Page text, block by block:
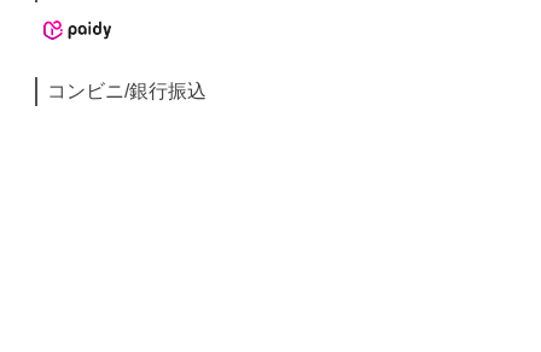
コンビニ/銀行振込